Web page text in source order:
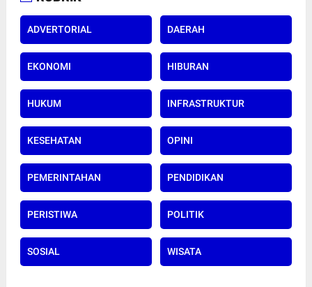
ADVERTORIAL DAERAH
EKONOMI HIBURAN
HUKUM INFRASTRUKTUR
KESEHATAN OPINI
PEMERINTAHAN PENDIDIKAN
PERISTIWA POLITIK
SOSIAL WISATA